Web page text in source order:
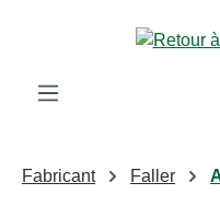
Passer au contenu
Fabricant Faller